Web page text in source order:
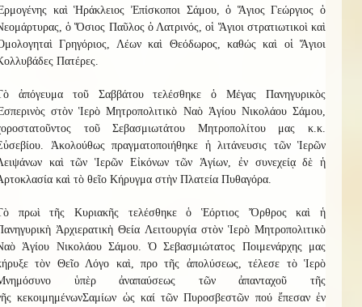
καὶ Ἡράκλειος Ἐπίσκοποι Σάμου, ὁ Ἅγιος Γεώργιος ὁ
ὁ Ὅσιος Παῦλος ὁ Λατρινός, οἱ Ἅγιοι στρατιωτικοὶ καὶ
Γρηγόριος, Λέων καὶ Θεόδωρος, καθώς καὶ οἱ Ἅγιοι
Πατέρες.
ἀπόγευμα τοῦ Σαββάτου τελέσθηκε ὁ Μέγας Πανηγυρικὸς
στὸν Ἱερὸ Μητροπολιτικὸ Ναὸ Ἁγίου Νικολάου Σάμου,
τοῦ Σεβασμιωτάτου Μητροπολίτου μας
κ.κ.
Ἀκολούθως πραγματοποιήθηκε ἡ λιτάνευσις τῶν Ἱερῶν
καὶ τῶν Ἱερῶν Εἰκόνων τῶν Ἁγίων, ἐν συνεχείᾳ δὲ ἡ
καὶ τὸ θεῖο Κήρυγμα στὴν Πλατεία Πυθαγόρα.
πρωὶ τῆς Κυριακῆς τελέσθηκε ὁ Ἑόρτιος Ὄρθρος καὶ ἡ
Ἀρχιερατικὴ Θεία Λειτουργία στὸν Ἱερὸ Μητροπολιτικὸ
Ἁγίου Νικολάου Σάμου. Ὁ Σεβασμιώτατος Ποιμενάρχης μας
τὸν Θεῖο Λόγο καὶ, προ τῆς ἀπολύσεως, τέλεσε τὸ Ἱερὸ
ὑπὲρ ἀναπαύσεως τῶνἀπανταχοῦ τῆς
κεκοιμημένωνΣαμίων ὡς καί τῶν Πυροσβεστῶν πού ἔπεσαν ἐν